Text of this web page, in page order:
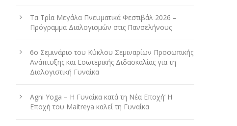
Τα Τρία Μεγάλα Πνευματικά Φεστιβάλ 2026 –
Πρόγραμμα Διαλογισμών στις Πανσελήνους
6ο Σεμινάριο του Κύκλου Σεμιναρίων Προσωπικής
Ανάπτυξης και Εσωτερικής Διδασκαλίας για τη
Διαλογιστική Γυναίκα
Agni Yoga – Η Γυναίκα κατά τη Νέα Εποχή’ Η
Εποχή του Maitreya καλεί τη Γυναίκα